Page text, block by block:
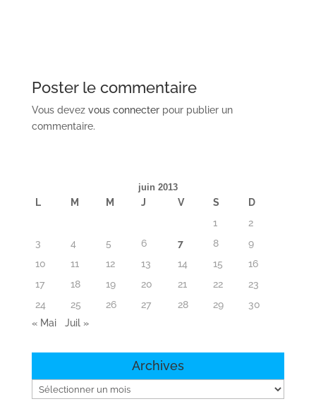
Poster le commentaire
Vous devez vous connecterpour publier un
commentaire.
juin 2013
L M M J V S
D
1
2
3
4 5 6 7 8
9
10
11 12 13 14 15
16
17
18 19 20 21 22
23
24
25 26 27 28 29
30
« Mai
Juil »
Archives
Archives